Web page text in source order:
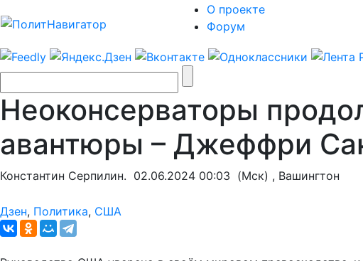
О проекте
Форум
Неоконсерваторы
авантюры – Джеффри
Константин Серпилин. 02.06.2024 00:03 (Мск) , Вашингтон
Дзен, Политика, США